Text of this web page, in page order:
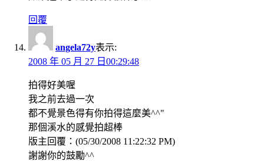
回覆
angela72y表示:
2008 年 05 月 27 日00:29:48
拍得好美喔
我之前去過一次
都不覺景色得有你拍得這麼美^^"
那個溪水的感覺拍超棒
版主回覆：(05/30/2008 11:22:32 PM)
謝謝你的鼓勵^^